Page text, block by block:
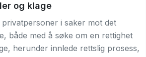
og klage
privatpersoner i saker mot det
både med å søke om en rettighet
herunder innlede rettslig prosess,